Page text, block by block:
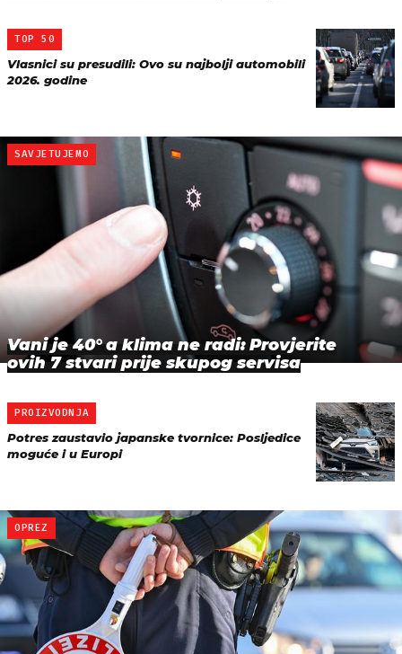
TOP 50
Vlasnici su presudili: Ovo su najbolji automobili
2026. godine
SAVJETUJEMO
Vani je 40° a klima ne radi: Provjerite
ovih 7 stvari prije skupog servisa
PROIZVODNJA
Potres zaustavio japanske tvornice: Posljedice
moguće i u Europi
OPREZ